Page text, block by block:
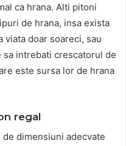
ca hrana. Alti pitoni
de hrana, insa exista
viata doar soareci, sau
intrebati crescatorul de
este sursa lor de hrana
regal
dimensiuni adecvate